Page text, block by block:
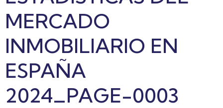
MERCADO
INMOBILIARIO EN
ESPAÑA
2024_PAGE-0003